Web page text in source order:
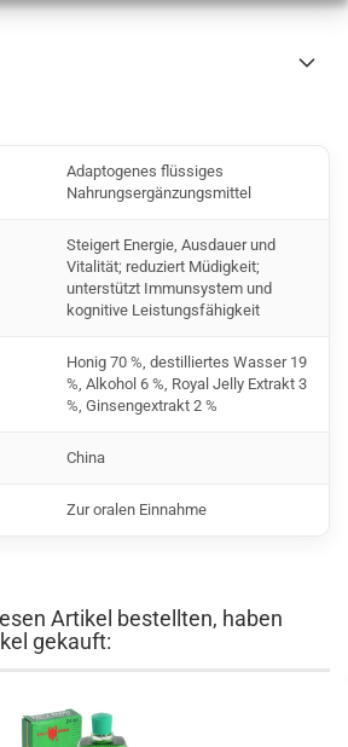
Adaptogenes flüssiges
Nahrungsergänzungsmittel
Steigert Energie, Ausdauer und
Vitalität; reduziert Müdigkeit;
unterstützt Immunsystem und
kognitive Leistungsfähigkeit
Honig 70 %, destilliertes Wasser 19
%, Alkohol 6 %, Royal Jelly Extrakt 3
%, Ginsengextrakt 2 %
China
Zur oralen Einnahme
Artikel bestellten, haben
gekauft: